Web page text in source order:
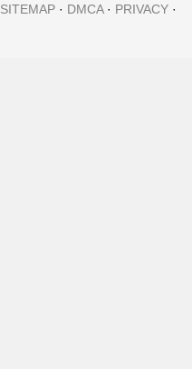
SITEMAP · DMCA· PRIVACY ·